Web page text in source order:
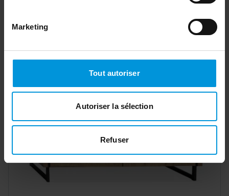
Marketing
Tout autoriser
Autoriser la sélection
Refuser
252,00 € 557279.013